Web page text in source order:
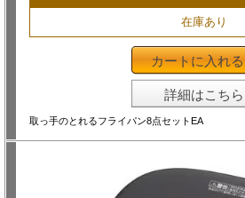
在庫あり
カートに入れる
詳細はこちら
取っ手のとれるフライパン8点セットEA